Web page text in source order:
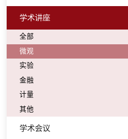
学术讲座
全部
微观
实验
金融
计量
其他
学术会议